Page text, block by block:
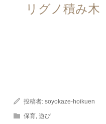
リグノ積み木
投稿者:soyokaze-hoikuen
保育 ,遊び